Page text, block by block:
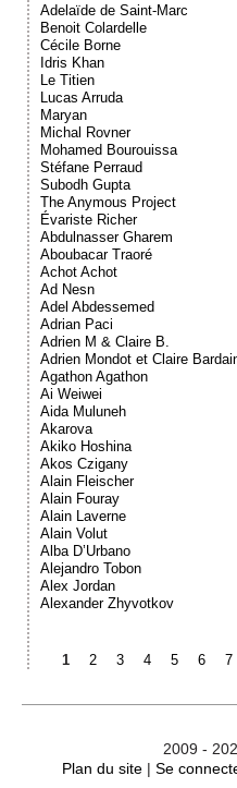
Adelaïde de Saint-Marc
Benoit Colardelle
Cécile Borne
Idris Khan
Le Titien
Lucas Arruda
Maryan
Michal Rovner
Mohamed Bourouissa
Stéfane Perraud
Subodh Gupta
The Anymous Project
Évariste Richer
Abdulnasser Gharem
Aboubacar Traoré
Achot Achot
Ad Nesn
Adel Abdessemed
Adrian Paci
Adrien M & Claire B.
Adrien Mondot et Claire
Agathon Agathon
Ai Weiwei
Aida Muluneh
Akarova
Akiko Hoshina
Akos Czigany
Alain Fleischer
Alain Fouray
Alain Laverne
Alain Volut
Alba D’Urbano
Alejandro Tobon
Alex Jordan
Alexander Zhyvotkov
1 2 3 4 5 6 7
2009 -
Plan du site| Se